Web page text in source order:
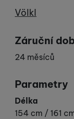
Výrobce
Völkl
Záruční
24 měsíců
Parametry
Délka
154 cm / 161